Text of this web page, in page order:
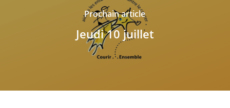
Prochain article
Jeudi 10 juillet